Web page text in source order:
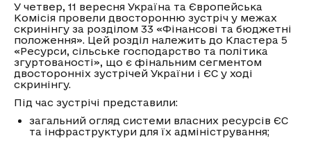
У четвер, 11 вересня Україна та Європейська
Комісія провели двосторонню зустріч у межах
скринінгу за розділом 33 «Фінансові та бюджетні
положення». Цей розділ належить до Кластера 5
«Ресурси, сільське господарство та політика
згуртованості», що є фінальним сегментом
двосторонніх зустрічей України і ЄС у ході
скринінгу.
Під час зустрічі представили:
загальний огляд системи власних ресурсів ЄС
та інфраструктури для їх адміністрування;